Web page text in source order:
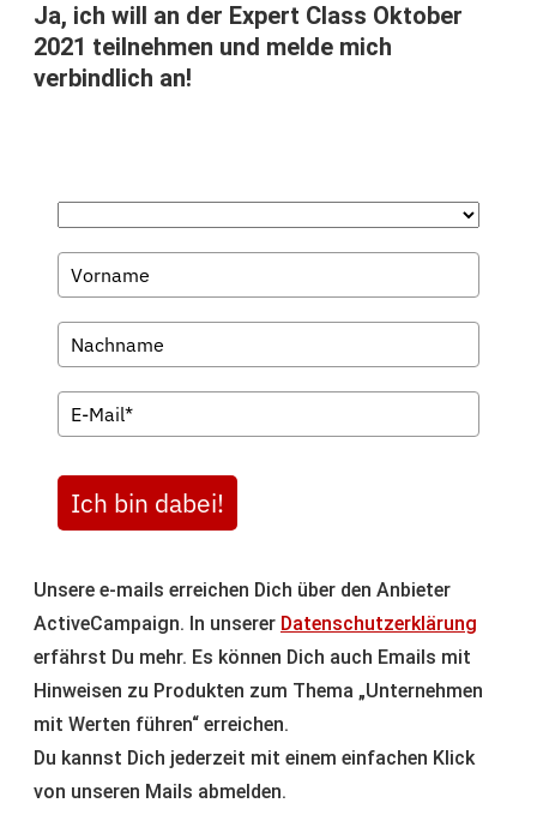
Ja, ich will an der Expert Class Oktober
2021 teilnehmen und melde mich
verbindlich an!
Ich bin dabei!
Unsere e-mails erreichen Dich über den Anbieter
ActiveCampaign. In unserer Datenschutzerklärung
erfährst Du mehr. Es können Dich auch Emails mit
Hinweisen zu Produkten zum Thema „Unternehmen
mit Werten führen“ erreichen.
Du kannst Dich jederzeit mit einem einfachen Klick
von unseren Mails abmelden.